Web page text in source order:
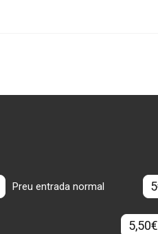
Preu entrada normal
5,50€